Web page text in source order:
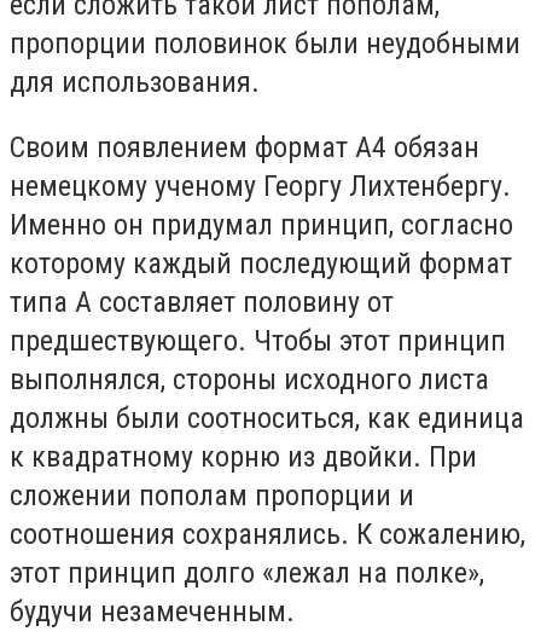
пропорции половинок были неудобными
для использования.
Своим появлением формат А4 обязан
немецкому ученому Георгу Лихтенбергу.
Именно он придумал принцип, согласно
которому каждый последующий формат
типа А составляет половину от
предшествующего. Чтобы этот принцип
выполнялся, стороны исходного листа
должны были соотноситься, как единица
к квадратному корню из двойки. При
сложении пополам пропорции и
соотношения сохранялись. К сожалению,
этот принцип долго «лежал на полке»,
будучи незамеченным.